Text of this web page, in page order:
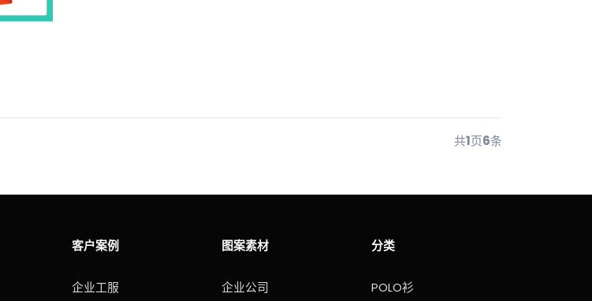
共1页6条
客户案例
企业工服
图案素材
企业公司
分类
POLO衫